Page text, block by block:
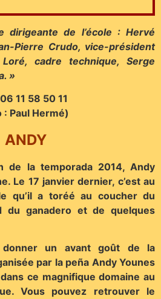
dirigeante de l’école : Hervé
Pierre Crudo, vice-président
cadre technique, Serge
»
11 58 50 11
: Paul Hermé)
ANDY
de la temporada 2014, Andy
Le 17 janvier dernier, c’est au
qu’il a toréé au coucher du
du ganadero et de quelques
donner un avant goût de la
par la peña Andy Younes
ce magnifique domaine au
Vous pouvez retrouver le